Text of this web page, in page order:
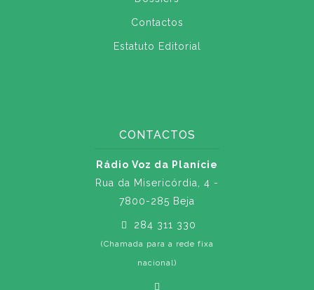
Contactos
Estatuto Editorial
CONTACTOS
Rádio Voz da Planície
Rua da Misericórdia, 4 -
7800-285 Beja
284 311 330
(Chamada para a rede fixa
nacional)